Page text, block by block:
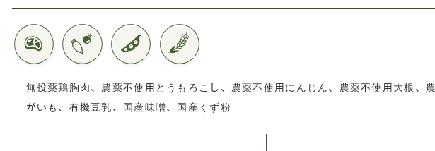
無投薬鶏胸肉、農薬不使用とうもろこし、農薬不使用にんじん、農薬不使用大根、
がいも、有機豆乳、国産味噌、国産くず粉